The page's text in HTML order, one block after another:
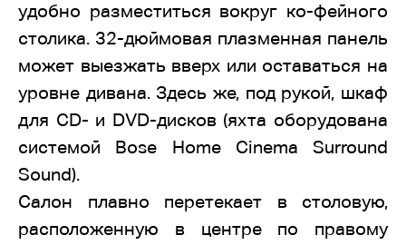
удобно разместиться вокруг ко-фейного
столика. 32-дюймовая плазменная панель
может выезжать вверх или оставаться на
уровне дивана. Здесь же, под рукой, шкаф
для CD- и DVD-дисков (яхта оборудована
системой Bose Home Cinema Surround
Sound).
Салон плавно перетекает в столовую,
расположенную в центре по правому